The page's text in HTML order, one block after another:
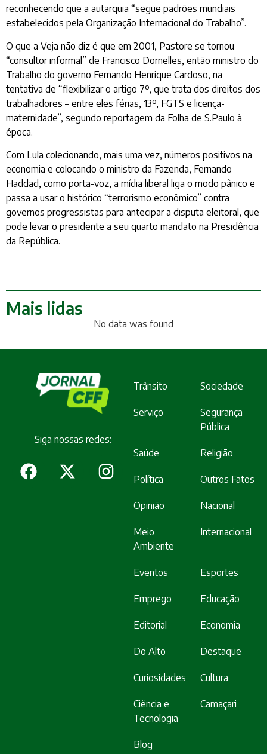
reconhecendo que a autarquia “segue padrões mundiais
estabelecidos pela Organização Internacional do Trabalho”.
O que a Veja não diz é que em 2001, Pastore se tornou
“consultor informal” de Francisco Dornelles, então ministro do
Trabalho do governo Fernando Henrique Cardoso, na
tentativa de “flexibilizar o artigo 7º, que trata dos direitos dos
trabalhadores – entre eles férias, 13º, FGTS e licença-
maternidade”, segundo reportagem da Folha de S.Paulo à
época.
Com Lula colecionando, mais uma vez, números positivos na
economia e colocando o ministro da Fazenda, Fernando
Haddad, como porta-voz, a mídia liberal liga o modo pânico e
passa a usar o histórico “terrorismo econômico” contra
governos progressistas para antecipar a disputa eleitoral, que
pode levar o presidente a seu quarto mandato na Presidência
da República.
Mais lidas
No data was found
Siga nossas redes:
Trânsito Sociedade
Serviço
Segurança
Pública
Saúde Religião
Política Outros Fatos
Opinião Nacional
Meio
Ambiente
Internacional
Eventos Esportes
Emprego Educação
Editorial Economia
Do Alto Destaque
Curiosidades Cultura
Ciência e
Tecnologia
Camaçari
Blog